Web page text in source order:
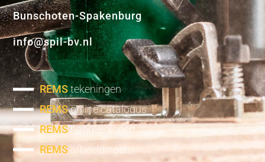
Bunschoten-Spakenburg
info@spil-bv.nl
REMStekeningen
REMSonline catalogus
REMShandleidingen
REMS afbeeldingen